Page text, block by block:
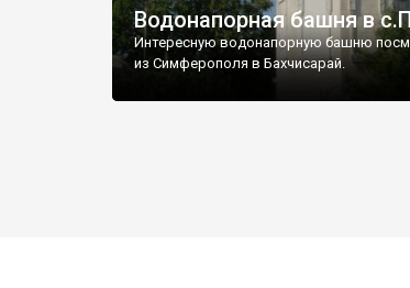
Водонапорная башня в
Интересную водонапорную башню
из Симферополя в Бахчисарай.